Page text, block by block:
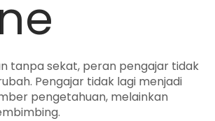
tanpa sekat, peran pengajar tidak
Pengajar tidak lagi menjadi
pengetahuan, melainkan